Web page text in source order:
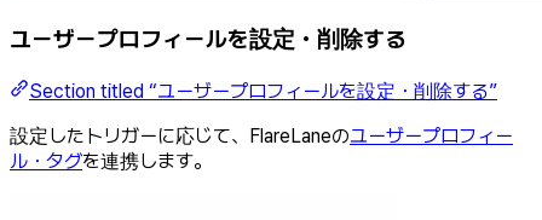
ユーザープロフィールを設定・削除する
Section titled “ユーザープロフィールを設定・削除する”
設定したトリガーに応じて、FlareLaneのユーザープロフィー
ル・タグを連携します。